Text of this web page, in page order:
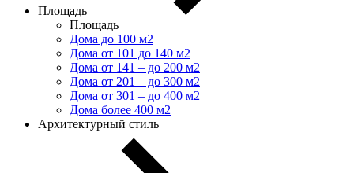
Площадь
Площадь
Дома до 100 м2
Дома от 101 до 140 м2
Дома от 141 – до 200 м2
Дома от 201 – до 300 м2
Дома от 301 – до 400 м2
Дома более 400 м2
Архитектурный стиль